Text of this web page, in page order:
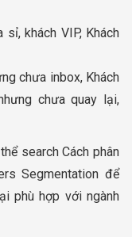
sỉ, khách VIP, Khách
chưa inbox, Khách
chưa quay lại,
search Cách phân
Segmentation để
phù hợp với ngành